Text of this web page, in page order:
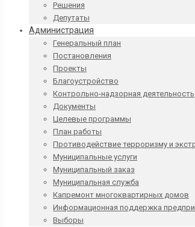
Решения
Депутаты
Администрация
Генеральный план
Постановления
Проекты
Благоустройство
Контрольно-надзорная деятельность
Документы
Целевые программы
План работы
Противодействие терроризму и
Муниципальные услуги
Муниципальный заказ
Муниципальная служба
Капремонт многоквартирных домов
Информационная поддержка
Выборы